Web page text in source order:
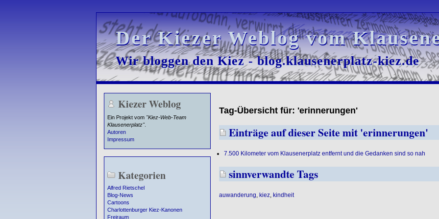
Der Kiezer Weblog vom
Der Kiezer Weblog vom
Wir bloggen den Kiez - blog.klausenerplatz-kiez.de
Wir bloggen den Kiez - blog.klausenerplatz-kiez.de
Kiezer Weblog
Ein Projekt vom "Kiez-Web-Team
Klausenerplatz".
Autoren
Impressum
Kategorien
Alfred Rietschel
Blog-News
Cartoons
Charlottenburger Kiez-Kanonen
Freiraum
Tag-Übersicht für: 'erinnerungen'
Einträge auf dieser Seite mit 'erinnerungen'
7.500 Kilometer vom Klausenerplatz entfernt und die Gedanken sind so nah
sinnverwandte Tags
auwanderung kiez, kindheit